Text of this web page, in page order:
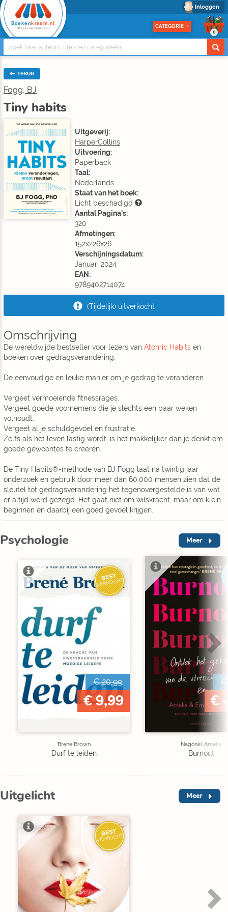
Inloggen
Boeken kraam.nl
Stapel op voordeel CATEGORIE
0
TERUG
Fogg, BJ
Tiny habits
Uitgeverij:
HarperCollins
Uitvoering:
Paperback
Taal:
Nederlands
Staat van het boek:
Licht beschadigd
Aantal Pagina's:
320
Afmetingen:
152x226x26
Verschijningsdatum:
Januari 2024
EAN:
9789402714074
(Tijdelijk) uitverkocht
Omschrijving
De wereldwijde bestseller voor lezers van Atomic Habits en
boeken over gedragsverandering.
De eenvoudige en leuke manier om je gedrag te veranderen
Vergeet vermoeiende fitnessrages.
Vergeet goede voornemens die je slechts een paar weken
volhoudt.
Vergeet al je schuldgevoel en frustratie.
Zelfs als het leven lastig wordt, is het makkelijker dan je denkt om
goede gewoontes te creëren.
De Tiny Habits®-methode van BJ Fogg laat na twintig jaar
onderzoek en gebruik door meer dan 60.000 mensen zien dat de
sleutel tot gedragsverandering het tegenovergestelde is van wat
er altijd werd gezegd. Het gaat niet om wilskracht, maar om klein
beginnen en daarbij een goed gevoel krijgen.
Psychologie Meer
BEST
VERKOCHT
€ 20,99
€ 9,99
Brené Brown
Durf te leiden
€
€
Nagoski, Amelia
Burnout
Uitgelicht Meer
BEST
VERKOCHT